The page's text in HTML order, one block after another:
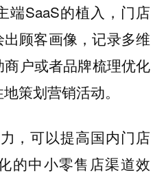
端SaaS的植入，门店
顾客画像，记录多维
户或者品牌梳理优化
策划营销活动。
，可以提高国内门店
的中小零售店渠道效